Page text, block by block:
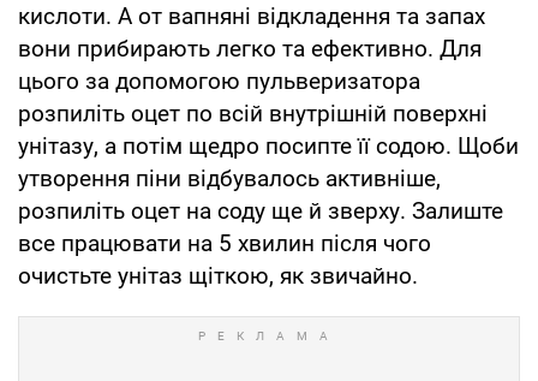
кислоти. А от вапняні відкладення та запах
вони прибирають легко та ефективно. Для
цього за допомогою пульверизатора
розпиліть оцет по всій внутрішній поверхні
унітазу, а потім щедро посипте її содою. Щоби
утворення піни відбувалось активніше,
розпиліть оцет на соду ще й зверху. Залиште
все працювати на 5 хвилин після чого
очистьте унітаз щіткою, як звичайно.